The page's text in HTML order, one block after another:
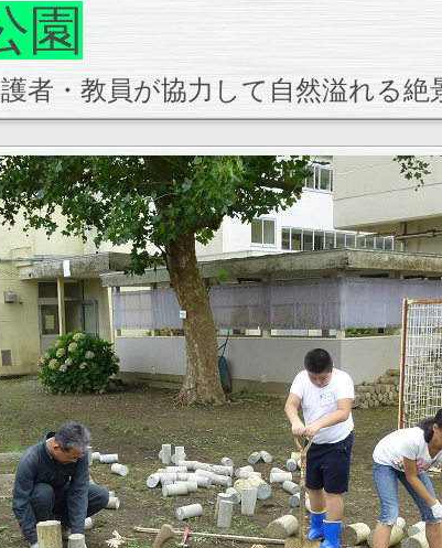
園
者・教員が協力して自然溢れる絶